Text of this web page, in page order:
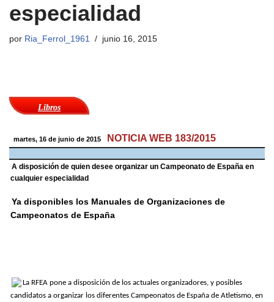
especialidad
por Ria_Ferrol_1961 junio 16, 2015
Libros
martes, 16 de junio de 2015 NOTICIA WEB 183/2015
A disposición de quien desee organizar un Campeonato de España en
cualquier especialidad
Ya disponibles los Manuales de Organizaciones de
Campeonatos de España
La RFEA pone a disposición de los actuales organizadores, y posibles
candidatos a organizar los diferentes Campeonatos de España de Atletismo, en